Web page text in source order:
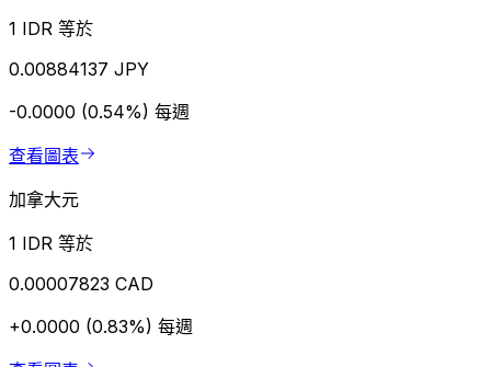
1 IDR 等於
0.00884137 JPY
-0.0000 (0.54%) 每週
查看圖表
加拿大元
1 IDR 等於
0.00007823 CAD
+0.0000 (0.83%) 每週